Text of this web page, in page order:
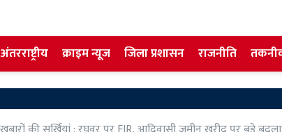
अंतरराष्ट्रीय क्राइम न्यूज जिला प्रशासन राजनीति